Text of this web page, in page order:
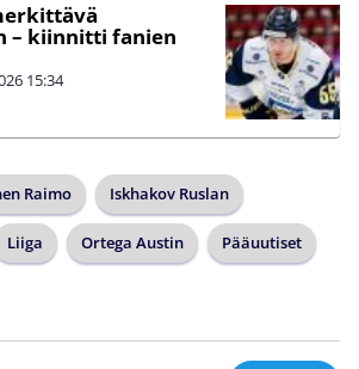
– kiinnitti fanien
15:34
Raimo Iskhakov Ruslan
Liiga Ortega Austin Pääuutiset